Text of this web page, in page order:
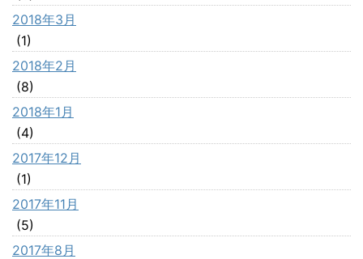
2018年3月
(1)
2018年2月
(8)
2018年1月
(4)
2017年12月
(1)
2017年11月
(5)
2017年8月